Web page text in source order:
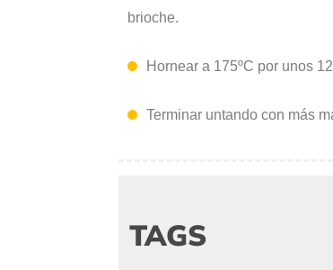
brioche.
Hornear a 175ºC por unos
Terminar untando con más
TAGS